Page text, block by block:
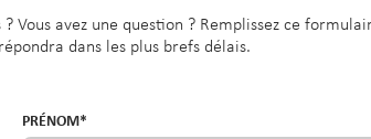
Vous avez une question ? Remplissez ce
dans les plus brefs délais.
PRÉNOM*